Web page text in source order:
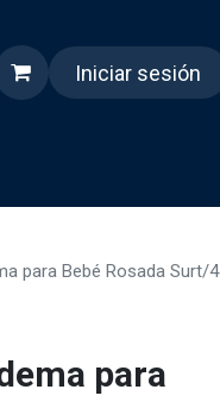
Iniciar sesión
para Bebé Rosada Surt/4
para